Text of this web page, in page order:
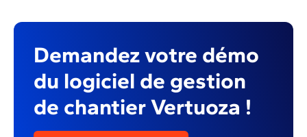
Demandez votre démo
du logiciel de gestion
de chantier Vertuoza !